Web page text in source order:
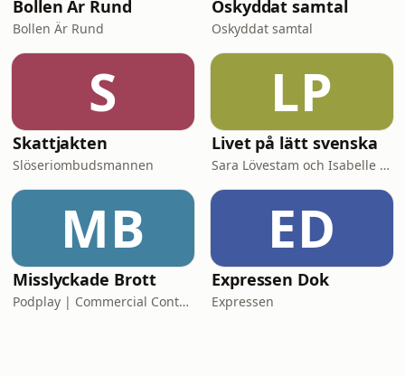
Bollen Är Rund
Bollen Är Rund
Oskyddat samtal
Oskyddat samtal
S
Skattjakten
Slöseriombudsmannen
LP
Livet på lätt svenska
Sara Lövestam och Isabelle Stromberg
MB
Misslyckade Brott
Podplay | Commercial Content
ED
Expressen Dok
Expressen